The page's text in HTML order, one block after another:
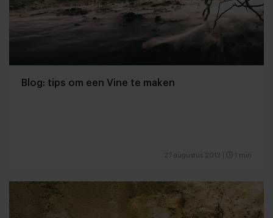
Blog: tips om een Vine te maken
27 augustus 2013 1 min